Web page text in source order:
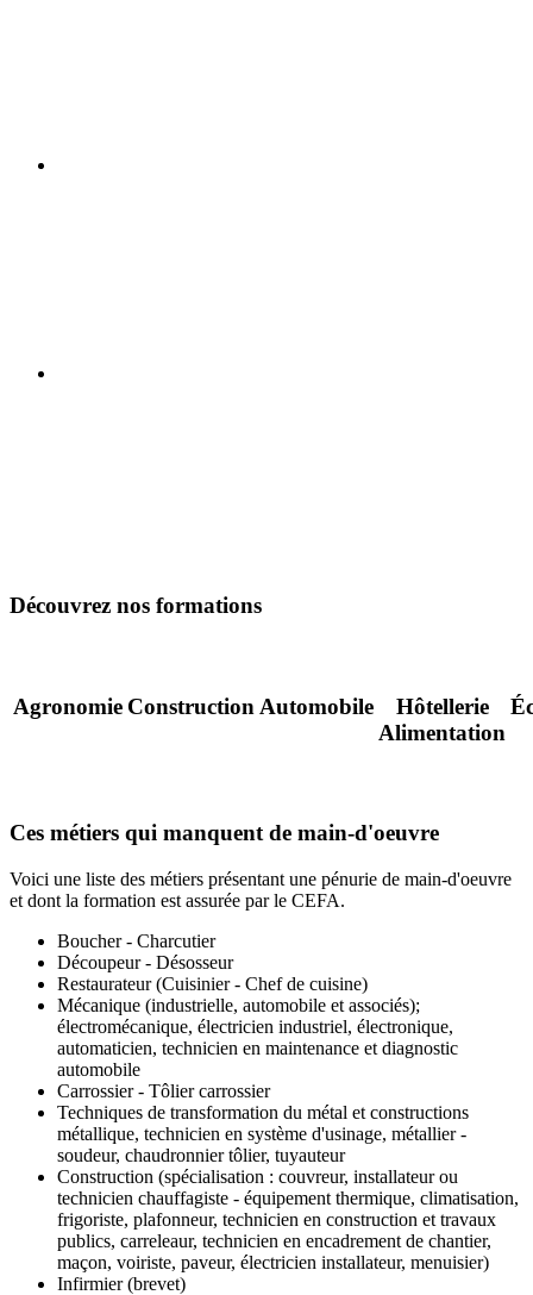
Découvrez nos formations
Agronomie Construction Automobile
Hôtellerie
Alimentation
Ces métiers qui manquent de main-d'oeuvre
Voici une liste des métiers présentant une pénurie de main-d'oeuvre
et dont la formation est assurée par le CEFA.
Boucher - Charcutier
Découpeur - Désosseur
Restaurateur (Cuisinier - Chef de cuisine)
Mécanique (industrielle, automobile et associés);
électromécanique, électricien industriel, électronique,
automaticien, technicien en maintenance et diagnostic
automobile
Carrossier - Tôlier carrossier
Techniques de transformation du métal et constructions
métallique, technicien en système d'usinage, métallier -
soudeur, chaudronnier tôlier, tuyauteur
Construction (spécialisation : couvreur, installateur ou
technicien chauffagiste - équipement thermique, climatisation,
frigoriste, plafonneur, technicien en construction et travaux
publics, carreleaur, technicien en encadrement de chantier,
maçon, voiriste, paveur, électricien installateur, menuisier)
Infirmier (brevet)